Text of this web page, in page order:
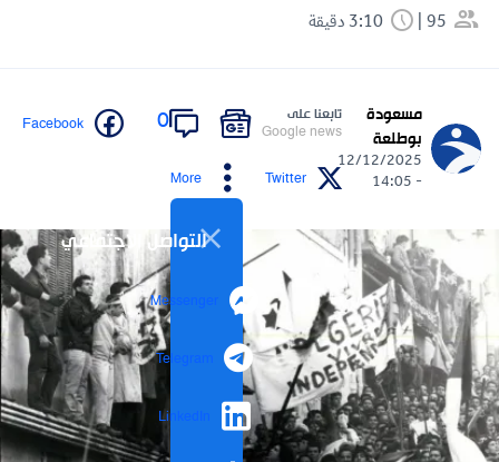
95
مسعودة
بوطلعة
12/12/2025
- 14:05
تابعنا على
Google news
0
Facebook
Twitter
More
التواصل الاجتماعي
Messenger
Telegram
LinkedIn